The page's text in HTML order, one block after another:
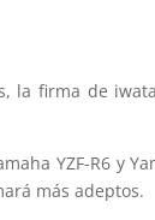
la firma de
YZF-R6 y
más adeptos.